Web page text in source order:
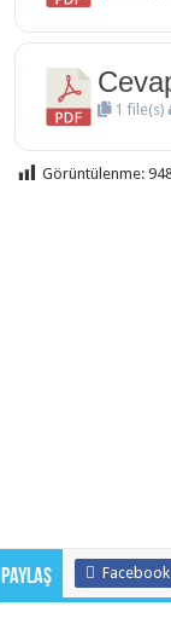
1 file(s)
Görüntülenme:
Paylaş Facebook